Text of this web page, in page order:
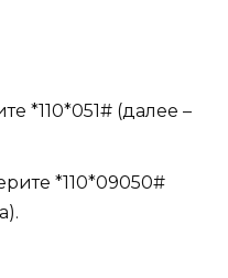
*110*051# (далее –
*110*09050#